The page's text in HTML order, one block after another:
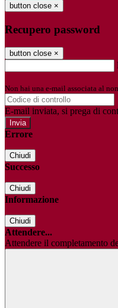
button close ×
Recupero password
button close ×
Non hai una e-mail associata al
E-mail inviata, si prega di
Errore
Chiudi
Successo
Chiudi
Informazione
Chiudi
Attendere...
Attendere il completamento